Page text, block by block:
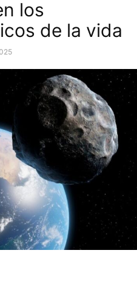
los
de la vida